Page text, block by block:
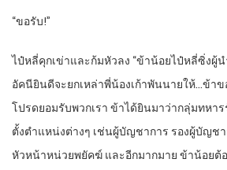
“ขอรับ!”
ไป๋หลี่คุกเข่าและก้มหัวลง “ข้าน้อยไป๋หลี่ซิ่งผู้
อัคนียินดีจะยกเหล่าพี่น้องเก้าพันนายให้…ข้า
โปรดยอมรับพวกเรา ข้าได้ยินมาว่ากลุ่มทหา
ตั้งตำแหน่งต่างๆ เช่นผู้บัญชาการ รองผู้บัญช
หัวหน้าหน่วยพยัคฆ์ และอีกมากมาย ข้าน้อยต้